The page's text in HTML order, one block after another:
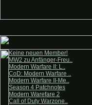
Keine neuen Member!
MW2 zu Anfänger-Freu..
Modern Warfare II: L..
CoD: Modern Warfare ..
Modern Warfare II-Me..
Season 4 Patchnotes
Modern Warefare 2
Call of Duty Warzone..